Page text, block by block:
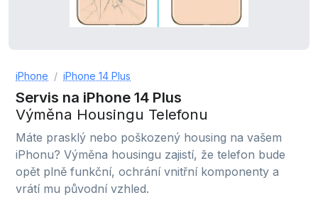
iPhone iPhone 14 Plus
Servis na iPhone 14 Plus
Výměna Housingu Telefonu
Máte prasklý nebo poškozený housing na vašem
iPhonu? Výměna housingu zajistí, že telefon bude
opět plně funkční, ochrání vnitřní komponenty a
vrátí mu původní vzhled.